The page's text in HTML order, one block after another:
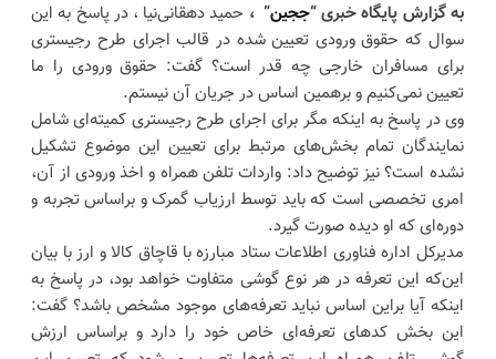
به گزارش پایگاه خبری “ججین” ، حمید دهقانی‌نیا ، در پاسخ به این
سوال که حقوق ورودی تعیین شده در قالب اجرای طرح رجیستری
برای مسافران خارجی چه قدر است؟ گفت: حقوق ورودی را ما
تعیین نمی‌کنیم و برهمین اساس در جریان آن نیستم.
وی در پاسخ به اینکه مگر برای اجرای طرح رجیستری کمیته‌ای شامل
نمایندگان تمام بخش‌های مرتبط برای تعیین این موضوع تشکیل
نشده است؟ نیز توضیح داد: واردات تلفن همراه و اخذ ورودی از آن،
امری تخصصی است که باید توسط ارزیاب گمرک و براساس تجربه و
دوره‌ای که او دیده صورت گیرد.
مدیرکل اداره فناوری اطلاعات ستاد مبارزه با قاچاق کالا و ارز با بیان
این‌که این تعرفه در هر نوع گوشی متفاوت خواهد بود، در پاسخ به
اینکه آیا براین اساس نباید تعرفه‌های موجود مشخص باشد؟ گفت:
این بخش کدهای تعرفه‌ای خاص خود را دارد و براساس ارزش